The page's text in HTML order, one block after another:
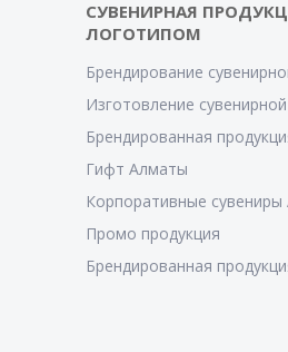
СУВЕНИРНАЯ
ЛОГОТИПОМ
Брендирование
Изготовление
Брендированная
Гифт Алматы
Корпоративные
Промо продукция
Брендированная